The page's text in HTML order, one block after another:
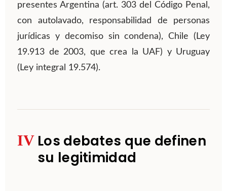
presentes Argentina (art. 303 del Código Penal,
con autolavado, responsabilidad de personas
jurídicas y decomiso sin condena), Chile (Ley
19.913 de 2003, que crea la UAF) y Uruguay
(Ley integral 19.574).
IV Los debates que definen
su legitimidad